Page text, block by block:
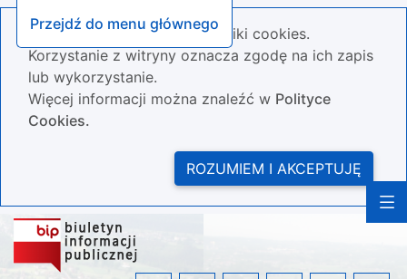
Przejdź do menu głównego
Nasza strona wykorzystuje pliki cookies.
Korzystanie z witryny oznacza zgodę na ich zapis
lub wykorzystanie.
Więcej informacji można znaleźć w Polityce
Cookies.
ROZUMIEM I AKCEPTUJĘ